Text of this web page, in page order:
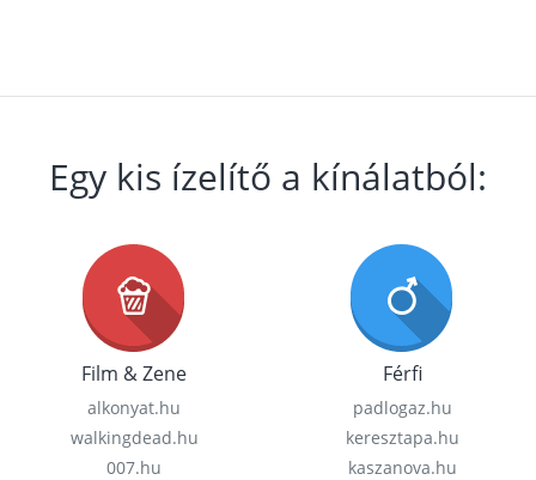
Egy kis ízelítő a kínálatból:
Film & Zene
alkonyat.hu
walkingdead.hu
007.hu
Férfi
padlogaz.hu
keresztapa.hu
kaszanova.hu